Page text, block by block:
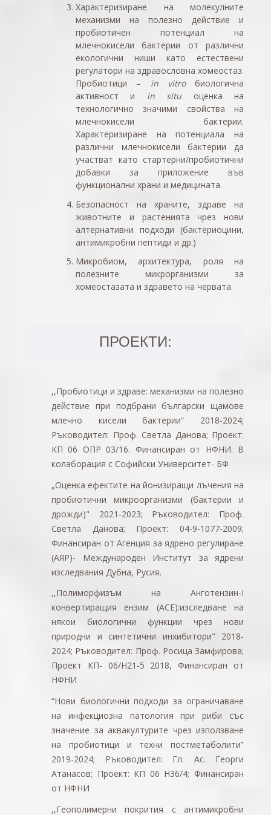
Характеризиране на молекулните
механизми на полезно действие и
пробиотичен потенциал на
млечнокисели бактерии от различни
екологични ниши като естествени
регулатори на здравословна хомеостаз.
Пробиотици – in vitroбиологична
активност и in situ оценка на
технологично значими свойства на
млечнокисели бактерии.
Характеризиране на потенциала на
различни млечнокисели бактерии да
участват като стартерни/пробиотични
добавки за приложение във
функционални храни и медицината.
Безопасност на храните, здраве на
животните и растенията чрез нови
алтернативни подходи (бактериоцини,
антимикробни пептиди и др.)
Микробиом, архитектура, роля на
полезните микрорганизми за
хомеостазата и здравето на червата.
ПРОЕКТИ:
,,Пробиотици и здраве: механизми на полезно
действие при подбрани български щамове
млечно кисели бактерии“ 2018-2024;
Ръководител: Проф. Светла Данова; Проект:
КП 06 ОПР 03/16. Финансиран от НФНИ. В
колаборация с Софийски Университет- БФ
„Оценка ефектите на йонизиращи лъчения на
пробиотични микроорганизми (бактерии и
дрожди)" 2021-2023; Ръководител: Проф.
Светла Данова; Проект: 04-9-1077-2009;
Финансиран от Агенция за ядрено регулиране
(АЯР)- Международен Институт за ядрени
изследвания Дубна, Русия.
,,Полиморфизъм на Анготензин-І
конвертиращия ензим (АСЕ):изследване на
някои биологични функции чрез нови
природни и синтетични инхибитори" 2018-
2024; Ръководител: Проф. Росица Замфирова;
Проект КП- 06/Н21-5 2018, Финансиран от
НФНИ
“Нови биологични подходи за ограничаване
на инфекциозна патология при риби със
значение за аквакултурите чрез използване
на пробиотици и техни постметаболити”
2019-2024; Ръководител: Гл. Ас. Георги
Атанасов; Проект: КП 06 Н36/4; Финансиран
от НФНИ
,,Геополимерни покрития с антимикробни